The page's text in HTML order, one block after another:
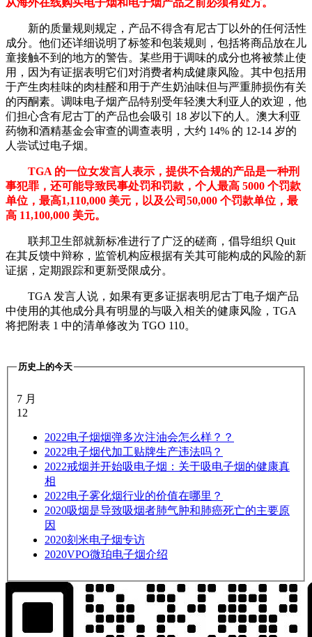
从海外在线购买电子烟和电子烟产品之前必须有处方。
新的质量规则规定，产品不得含有尼古丁以外的任何活性
成分。他们还详细说明了标签和包装规则，包括将商品放在儿
童接触不到的地方的警告。某些用于调味的成分也将被禁止使
用，因为有证据表明它们对消费者构成健康风险。其中包括用
于产生肉桂味的肉桂醛和用于产生奶油味但与严重肺损伤有关
的丙酮素。调味电子烟产品特别受年轻澳大利亚人的欢迎，他
们担心含有尼古丁的产品也会吸引 18 岁以下的人。澳大利亚
药物和酒精基金会审查的调查表明，大约 14% 的 12-14 岁的
人尝试过电子烟。
TGA 的一位女发言人表示，提供不合规的产品是一种刑
事犯罪，还可能导致民事处罚和罚款，个人最高 5000 个罚款
单位，最高1,110,000 美元，以及公司50,000 个罚款单位，最
高 11,100,000 美元。
联邦卫生部就新标准进行了广泛的磋商，倡导组织 Quit
在其反馈中辩称，监管机构应根据有关其可能构成的风险的新
证据，定期跟踪和更新受限成分。
TGA 发言人说，如果有更多证据表明尼古丁电子烟产品
中使用的其他成分具有明显的与吸入相关的健康风险，TGA
将把附表 1 中的清单修改为 TGO 110。
历史上的今天
7 月
12
2022电子烟烟弹多次注油会怎么样？？
2022电子烟代加工贴牌生产违法吗？
2022戒烟并开始吸电子烟：关于吸电子烟的健康真
相
2022电子雾化烟行业的价值在哪里？
2020吸烟是导致吸烟者肺气肿和肺癌死亡的主要原
因
2020刻米电子烟专访
2020VPO微珀电子烟介绍